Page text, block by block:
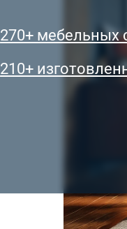
270+ мебельных
210+